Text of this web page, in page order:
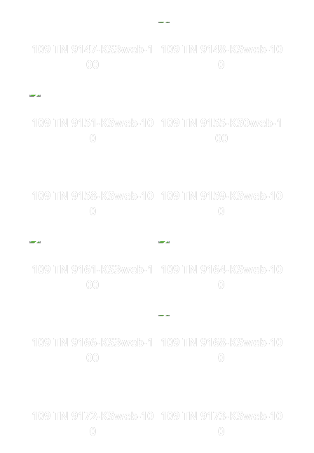
109 TN 9147-KS3web-1
00
109 TN 9148-KSweb-10
0
109 TN 9151-KSweb-10
0
109 TN 9155-KS0web-1
00
109 TN 9158-KSweb-10
0
109 TN 9159-KSweb-10
0
109 TN 9161-KS3web-1
00
109 TN 9164-KSweb-10
0
109 TN 9166-KS3web-1
00
109 TN 9168-KSweb-10
0
109 TN 9172-KSweb-10
0
109 TN 9173-KSweb-10
0